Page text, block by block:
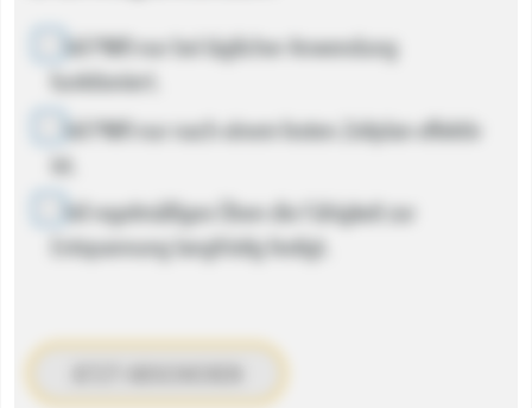
Weil PMR nur bei täglicher Anwendung
funktioniert.
Weil PMR nur nach einem festen Zeitplan effektiv
ist.
Weil regelmäßiges Üben die Fähigkeit zur
Entspannung langfristig festigt.
JETZT ABSCHICKEN